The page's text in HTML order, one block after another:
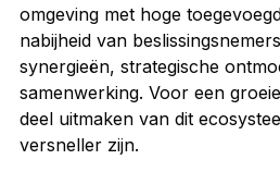
omgeving met hoge
nabijheid van
synergieën, strategische
samenwerking. Voor een
deel uitmaken van dit
versneller zijn.